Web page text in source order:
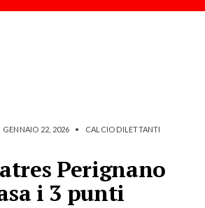
GENNAIO 22, 2026 • CALCIO DILETTANTI
Perignano
i 3 punti